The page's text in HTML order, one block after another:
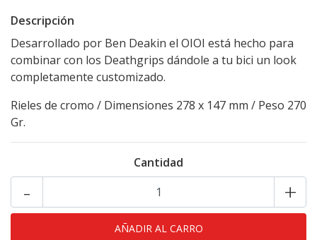
Descripción
Desarrollado por Ben Deakin el OIOI está hecho para
combinar con los Deathgrips dándole a tu bici un look
completamente customizado.
Rieles de cromo / Dimensiones 278 x 147 mm / Peso 270
Gr.
Cantidad
+
-